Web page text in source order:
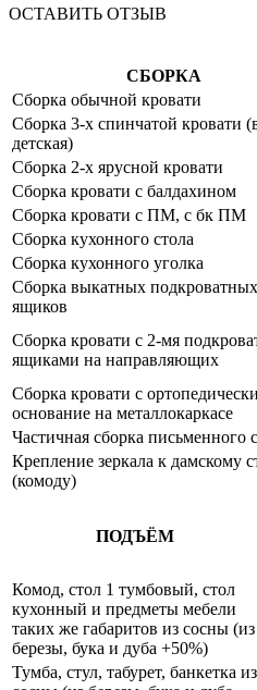
ОСТАВИТЬ ОТЗЫВ
СБОРКА
Сборка обычной кровати
Сборка 3-х спинчатой кровати
детская)
Сборка 2-х ярусной кровати
Сборка кровати с балдахином
Сборка кровати с ПМ, с бк ПМ
Сборка кухонного стола
Сборка кухонного уголка
Сборка выкатных подкроватных
ящиков
Сборка кровати с 2-мя
ящиками на направляющих
Сборка кровати с
основание на металлокаркасе
Частичная сборка письменного
Крепление зеркала к дамскому
(комоду)
ПОДЪЁМ
Комод, стол 1 тумбовый, стол
кухонный и предметы мебели
таких же габаритов из сосны (из
березы, бука и дуба +50%)
Тумба, стул, табурет, банкетка из